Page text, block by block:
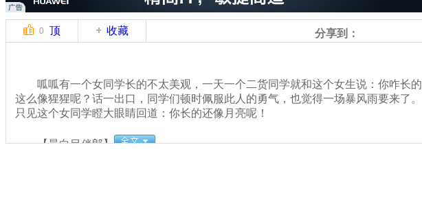
0 顶 收藏 分享到：
呱呱有一个女同学长的不太美观，一天一个二货同学就和这个女生说：你咋长的
这么像猩猩呢？话一出口，同学们顿时佩服此人的勇气，也觉得一场暴风雨要来了。
只见这个女同学瞪大眼睛回道：你长的还像月亮呢！
【最白目伴郎】